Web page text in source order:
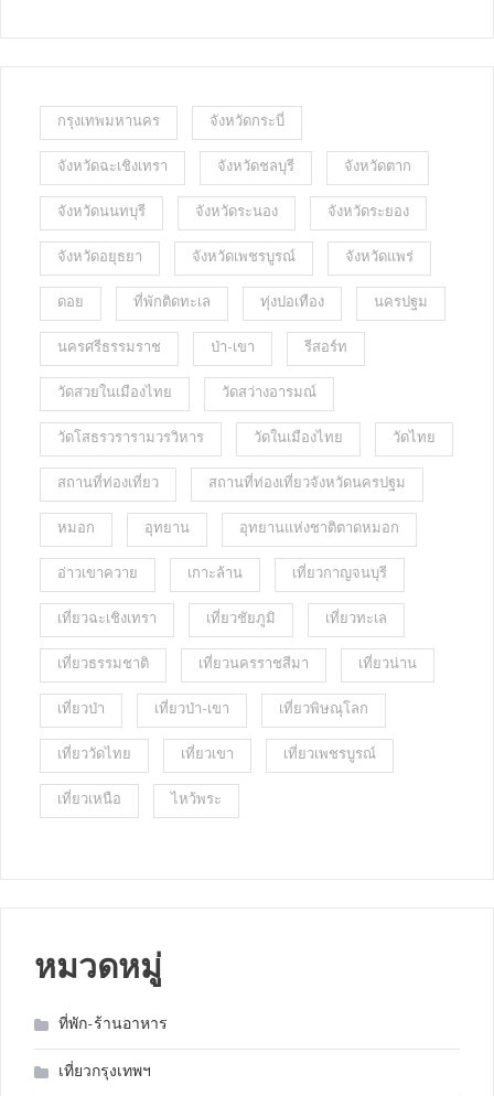
กรุงเทพมหานคร จังหวัดกระบี่
จังหวัดฉะเชิงเทรา จังหวัดชลบุรี จังหวัดตาก
จังหวัดนนทบุรี จังหวัดระนอง จังหวัดระยอง
จังหวัดอยุธยา จังหวัดเพชรบูรณ์ จังหวัดแพร่
ดอย ที่พักติดทะเล ทุ่งปอเทือง นครปฐม
นครศรีธรรมราช ป่า-เขา รีสอร์ท
วัดสวยในเมืองไทย วัดสว่างอารมณ์
วัดโสธรวรารามวรวิหาร วัดในเมืองไทย วัดไทย
สถานที่ท่องเที่ยว สถานที่ท่องเที่ยวจังหวัดนครปฐม
หมอก อุทยาน อุทยานแห่งชาติตาดหมอก
อ่าวเขาควาย เกาะล้าน เที่ยวกาญจนบุรี
เที่ยวฉะเชิงเทรา เที่ยวชัยภูมิ เที่ยวทะเล
เที่ยวธรรมชาติ เที่ยวนครราชสีมา เที่ยวน่าน
เที่ยวป่า เที่ยวป่า-เขา เที่ยวพิษณุโลก
เที่ยววัดไทย เที่ยวเขา เที่ยวเพชรบูรณ์
เที่ยวเหนือ ไหว้พระ
หมวดหมู่
ที่พัก-ร้านอาหาร
เที่ยวกรุงเทพฯ